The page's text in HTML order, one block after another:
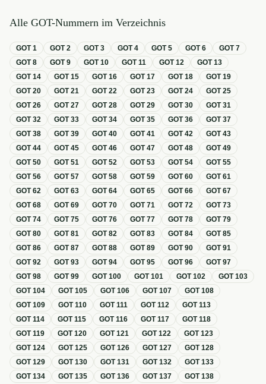
Alle GOT-Nummern im Verzeichnis
GOT1 GOT2 GOT3 GOT4 GOT5 GOT6 GOT7
GOT8 GOT9 GOT10 GOT11 GOT12 GOT13
GOT14 GOT15 GOT16 GOT17 GOT18 GOT19
GOT20 GOT21 GOT22 GOT23 GOT24 GOT25
GOT26 GOT27 GOT28 GOT29 GOT30 GOT31
GOT32 GOT33 GOT34 GOT35 GOT36 GOT37
GOT38 GOT39 GOT40 GOT41 GOT42 GOT43
GOT44 GOT45 GOT46 GOT47 GOT48 GOT49
GOT50 GOT51 GOT52 GOT53 GOT54 GOT55
GOT56 GOT57 GOT58 GOT59 GOT60 GOT61
GOT62 GOT63 GOT64 GOT65 GOT66 GOT67
GOT68 GOT69 GOT70 GOT71 GOT72 GOT73
GOT74 GOT75 GOT76 GOT77 GOT78 GOT79
GOT80 GOT81 GOT82 GOT83 GOT84 GOT85
GOT86 GOT87 GOT88 GOT89 GOT90 GOT91
GOT92 GOT93 GOT94 GOT95 GOT96 GOT97
GOT98 GOT99 GOT100 GOT101 GOT102 GOT103
GOT104 GOT105 GOT106 GOT107 GOT108
GOT109 GOT110 GOT111 GOT112 GOT113
GOT114 GOT115 GOT116 GOT117 GOT118
GOT119 GOT120 GOT121 GOT122 GOT123
GOT124 GOT125 GOT126 GOT127 GOT128
GOT129 GOT130 GOT131 GOT132 GOT133
GOT134 GOT135 GOT136 GOT137 GOT138